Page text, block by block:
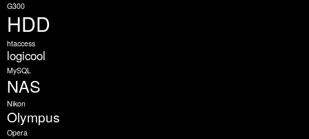
G300
HDD
htaccess
logicool
MySQL
NAS
Nikon
Olympus
Opera